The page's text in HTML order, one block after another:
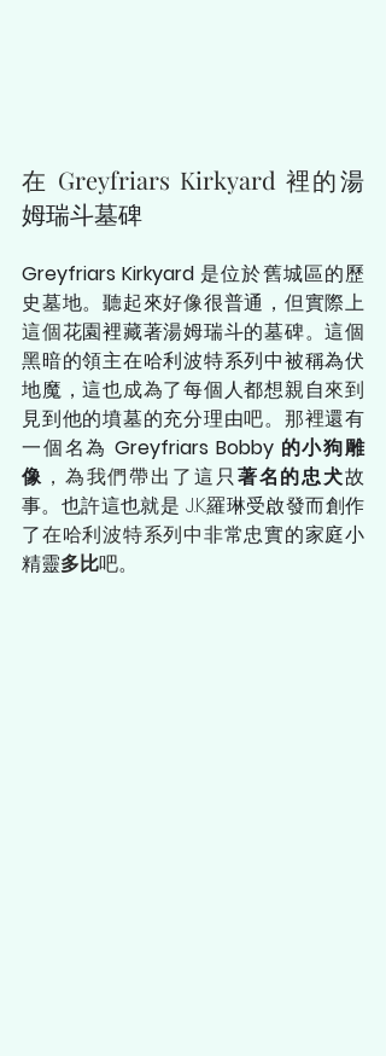
在 Greyfriars Kirkyard 裡的湯
姆瑞斗墓碑
Greyfriars Kirkyard 是位於舊城區的歷
史墓地。聽起來好像很普通，但實際上
這個花園裡藏著湯姆瑞斗的墓碑。這個
黑暗的領主在哈利波特系列中被稱為伏
地魔，這也成為了每個人都想親自來到
見到他的墳墓的充分理由吧。 那裡還有
一個名為 Greyfriars Bobby 的小狗雕
像 ，為我們帶出了這只著名的忠犬故
事。也許這也就是 J.K.羅琳受啟發而創作
了在哈利波特系列中非常忠實的家庭小
精靈多比吧。